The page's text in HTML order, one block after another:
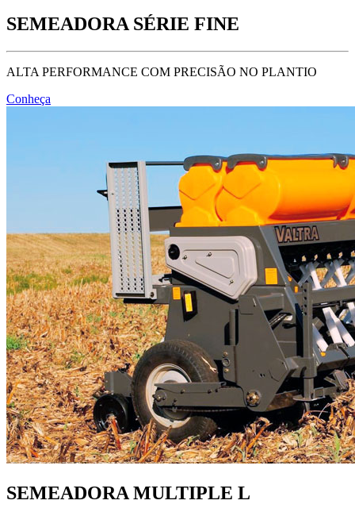
SEMEADORA SÉRIE FINE
ALTA PERFORMANCE COM PRECISÃO NO PLANTIO
Conheça
SEMEADORA MULTIPLE L